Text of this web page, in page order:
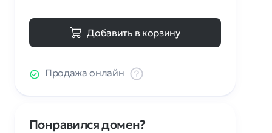
Добавить в корзину
Продажа онлайн
Понравился домен?